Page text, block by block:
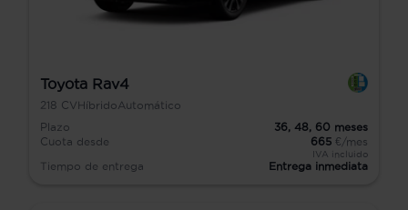
Toyota Rav4
218 CVHíbridoAutomático
Plazo
36, 48, 60 meses
Cuota desde
665 €/mes
IVA incluido
Tiempo de entrega Entrega inmediata